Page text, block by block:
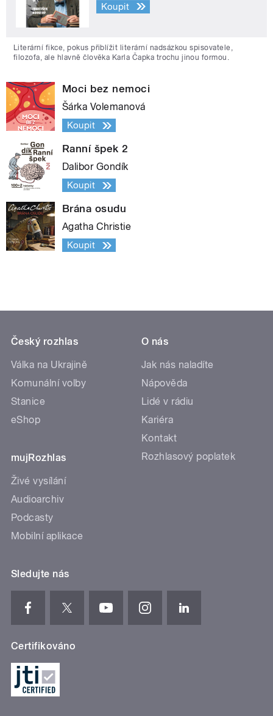
Koupit
Literární fikce, pokus přiblížit literární nadsázkou spisovatele,
filozofa, ale hlavně člověka Karla Čapka trochu jinou formou.
Moci bez nemoci
Šárka Volemanová
Koupit
Ranní špek 2
Dalibor Gondík
Koupit
Brána osudu
Agatha Christie
Koupit
Český rozhlas
Válka na Ukrajině
Komunální volby
Stanice
eShop
mujRozhlas
Živé vysílání
Audioarchiv
Podcasty
Mobilní aplikace
O nás
Jak nás naladíte
Nápověda
Lidé v rádiu
Kariéra
Kontakt
Rozhlasový poplatek
Sledujte nás
Certifikováno